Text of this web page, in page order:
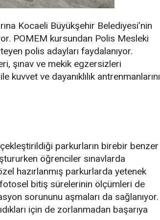
Kocaeli Büyükşehir Belediyesi’nin
POMEM kursundan Polis Mesleki
polis adayları faydalanıyor.
şınav ve mekik egzersizleri
kuvvet ve dayanıklılık antrenmanlarını
parkurların birebir benzer
öğrenciler sınavlarda
hazırlanmış parkurlarda yetenek
fotosel bitiş sürelerinin ölçümleri de
sorununu aşmaları da sağlanıyor.
için de zorlanmadan başarıya